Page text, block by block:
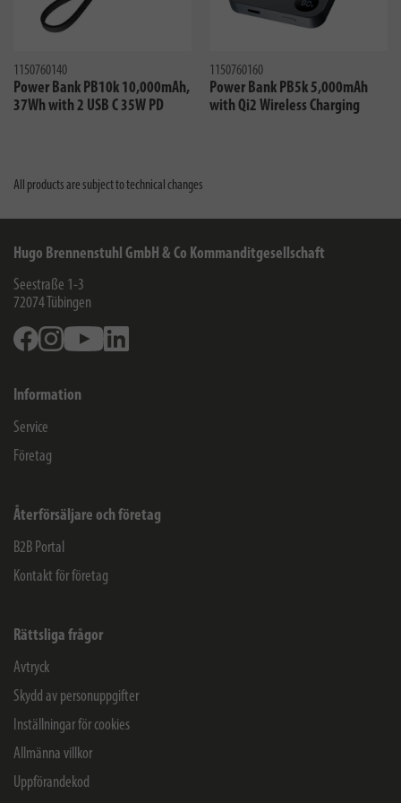
1150760140
Power Bank PB10k 10,000mAh,
37Wh with 2 USB C 35W PD
1150760160
Power Bank PB5k 5,000mAh
with Qi2 Wireless Charging
All products are subject to technical changes
Hugo Brennenstuhl GmbH & Co Kommanditgesellschaft
Seestraße 1-3
72074 Tübingen
FacebookInstagramYoutube
Information
Service
Företag
Återförsäljare och företag
B2B Portal
Kontakt för företag
Rättsliga frågor
Avtryck
Skydd av personuppgifter
Inställningar för cookies
Allmänna villkor
Uppförandekod